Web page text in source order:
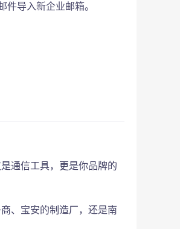
件导入新企业邮箱。
通信工具，更是你品牌的
、宝安的制造厂，还是南